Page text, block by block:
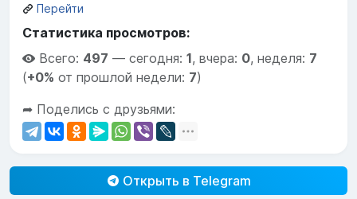
Перейти
Статистика просмотров:
Всего: 497 — сегодня: 1, вчера: 0, неделя: 7
(+0% от прошлой недели: 7)
➦ Поделись с друзьями:
Открыть в Telegram